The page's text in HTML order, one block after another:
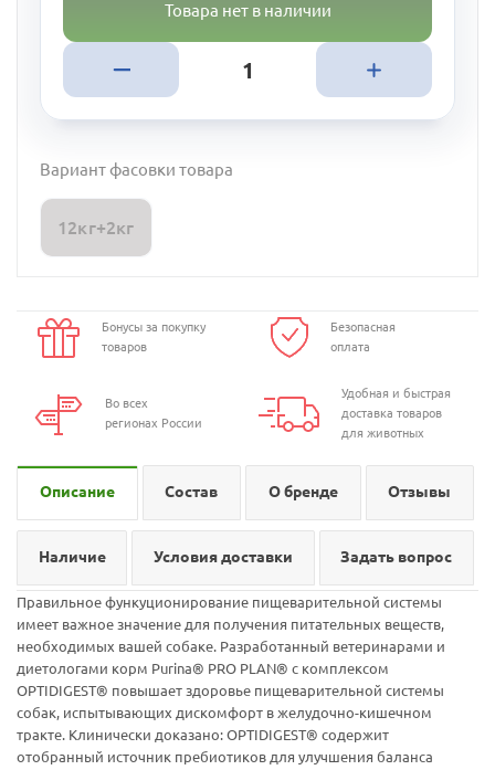
Товара нет в наличии
Вариант фасовки товара
12кг+2кг
Бонусы за покупку
товаров
Безопасная
оплата
Во всех
регионах России
Удобная и быстрая
доставка товаров
для животных
Описание Состав О бренде Отзывы
Наличие Условия доставки Задать вопрос
Правильное функуционирование пищеварительной системы
имеет важное значение для получения питательных веществ,
необходимых вашей собаке. Разработанный ветеринарами и
диетологами корм Purina® PRO PLAN® с комплексом
OPTIDIGEST® повышает здоровье пищеварительной системы
собак, испытывающих дискомфорт в желудочно-кишечном
тракте. Клинически доказано: OPTIDIGEST® содержит
отобранный источник пребиотиков для улучшения баланса